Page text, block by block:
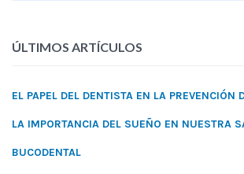
ÚLTIMOS ARTÍCULOS
EL PAPEL DEL DENTISTA EN LA PREVENCIÓN
LA IMPORTANCIA DEL SUEÑO EN NUESTRA
BUCODENTAL